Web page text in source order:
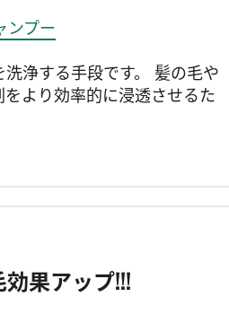
ンプー
浄する手段です。 髪の毛や
より効率的に浸透させるた
果アップ!!!